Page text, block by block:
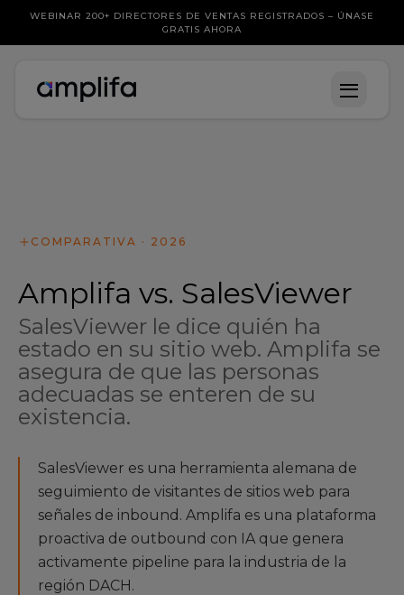
WEBINAR 200+ DIRECTORES DE VENTAS REGISTRADOS – ÚNASE
GRATIS AHORA
COMPARATIVA · 2026
Amplifa vs. SalesViewer
SalesViewer le dice quién ha
estado en su sitio web. Amplifa se
asegura de que las personas
adecuadas se enteren de su
existencia.
SalesViewer es una herramienta alemana de
seguimiento de visitantes de sitios web para
señales de inbound. Amplifa es una plataforma
proactiva de outbound con IA que genera
activamente pipeline para la industria de la
región DACH.